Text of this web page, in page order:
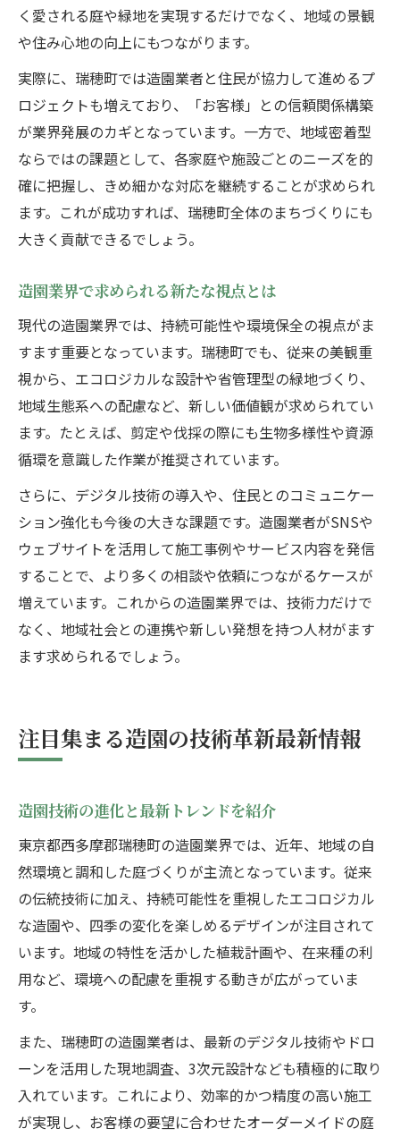
く愛される庭や緑地を実現するだけでなく、地域の景観
や住み心地の向上にもつながります。
実際に、瑞穂町では造園業者と住民が協力して進めるプ
ロジェクトも増えており、「お客様」との信頼関係構築
が業界発展のカギとなっています。一方で、地域密着型
ならではの課題として、各家庭や施設ごとのニーズを的
確に把握し、きめ細かな対応を継続することが求められ
ます。これが成功すれば、瑞穂町全体のまちづくりにも
大きく貢献できるでしょう。
造園業界で求められる新たな視点とは
現代の造園業界では、持続可能性や環境保全の視点がま
すます重要となっています。瑞穂町でも、従来の美観重
視から、エコロジカルな設計や省管理型の緑地づくり、
地域生態系への配慮など、新しい価値観が求められてい
ます。たとえば、剪定や伐採の際にも生物多様性や資源
循環を意識した作業が推奨されています。
さらに、デジタル技術の導入や、住民とのコミュニケー
ション強化も今後の大きな課題です。造園業者がSNSや
ウェブサイトを活用して施工事例やサービス内容を発信
することで、より多くの相談や依頼につながるケースが
増えています。これからの造園業界では、技術力だけで
なく、地域社会との連携や新しい発想を持つ人材がます
ます求められるでしょう。
注目集まる造園の技術革新最新情報
造園技術の進化と最新トレンドを紹介
東京都西多摩郡瑞穂町の造園業界では、近年、地域の自
然環境と調和した庭づくりが主流となっています。従来
の伝統技術に加え、持続可能性を重視したエコロジカル
な造園や、四季の変化を楽しめるデザインが注目されて
います。地域の特性を活かした植栽計画や、在来種の利
用など、環境への配慮を重視する動きが広がっていま
す。
また、瑞穂町の造園業者は、最新のデジタル技術やドロ
ーンを活用した現地調査、3次元設計なども積極的に取り
入れています。これにより、効率的かつ精度の高い施工
が実現し、お客様の要望に合わせたオーダーメイドの庭